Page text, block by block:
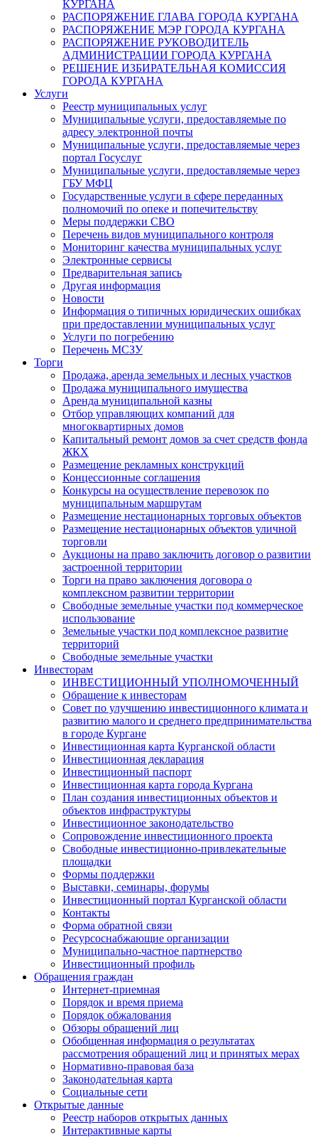
КУРГАНА
РАСПОРЯЖЕНИЕ ГЛАВА ГОРОДА КУРГАНА
РАСПОРЯЖЕНИЕ МЭР ГОРОДА КУРГАНА
РАСПОРЯЖЕНИЕ РУКОВОДИТЕЛЬ
АДМИНИСТРАЦИИ ГОРОДА КУРГАНА
РЕШЕНИЕ ИЗБИРАТЕЛЬНАЯ КОМИССИЯ
ГОРОДА КУРГАНА
Услуги
Реестр муниципальных услуг
Муниципальные услуги, предоставляемые по
адресу электронной почты
Муниципальные услуги, предоставляемые через
портал Госуслуг
Муниципальные услуги, предоставляемые через
ГБУ МФЦ
Государственные услуги в сфере переданных
полномочий по опеке и попечительству
Меры поддержки СВО
Перечень видов муниципального контроля
Мониторинг качества муниципальных услуг
Электронные сервисы
Предварительная запись
Другая информация
Новости
Информация о типичных юридических ошибках
при предоставлении муниципальных услуг
Услуги по погребению
Перечень МСЗУ
Торги
Продажа, аренда земельных и лесных участков
Продажа муниципального имущества
Аренда муниципальной казны
Отбор управляющих компаний для
многоквартирных домов
Капитальный ремонт домов за счет средств фонда
ЖКХ
Размещение рекламных конструкций
Концессионные соглашения
Конкурсы на осуществление перевозок по
муниципальным маршрутам
Размещение нестационарных торговых объектов
Размещение нестационарных объектов уличной
торговли
Аукционы на право заключить договор о развитии
застроенной территории
Торги на право заключения договора о
комплексном развитии территории
Свободные земельные участки под коммерческое
использование
Земельные участки под комплексное развитие
территорий
Свободные земельные участки
Инвесторам
ИНВЕСТИЦИОННЫЙ УПОЛНОМОЧЕННЫЙ
Обращение к инвесторам
Совет по улучшению инвестиционного климата и
развитию малого и среднего предпринимательства
в городе Кургане
Инвестиционная карта Курганской области
Инвестиционная декларация
Инвестиционный паспорт
Инвестиционная карта города Кургана
План создания инвестиционных объектов и
объектов инфраструктуры
Инвестиционное законодательство
Сопровождение инвестиционного проекта
Свободные инвестиционно-привлекательные
площадки
Формы поддержки
Выставки, семинары, форумы
Инвестиционный портал Курганской области
Контакты
Форма обратной связи
Ресурсоснабжающие организации
Муниципально-частное партнерство
Инвестиционный профиль
Обращения граждан
Интернет-приемная
Порядок и время приема
Порядок обжалования
Обзоры обращений лиц
Обобщенная информация о результатах
рассмотрения обращений лиц и принятых мерах
Нормативно-правовая база
Законодательная карта
Социальные сети
Открытые данные
Реестр наборов открытых данных
Интерактивные карты